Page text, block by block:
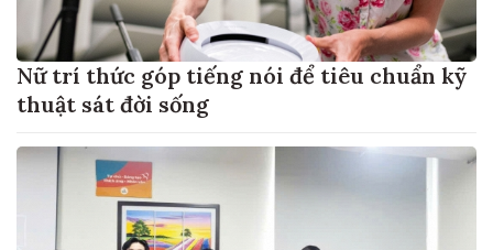
Nữ trí thức góp tiếng nói để tiêu chuẩn kỹ
thuật sát đời sống